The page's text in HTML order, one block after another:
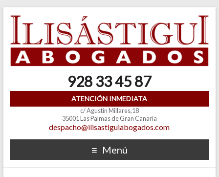
928 33 45 87
ATENCIÓN INMEDIATA
c/ Agustín Millares,18
35001 Las Palmas de Gran Canaria
despacho@ilisastiguiabogados.com
Menú